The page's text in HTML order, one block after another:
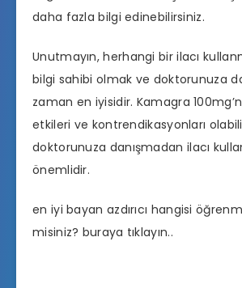
daha fazla bilgi edinebilirsiniz.
Unutmayın, herhangi bir ilacı
bilgi sahibi olmak ve doktorunuza
zaman en iyisidir. Kamagra
etkileri ve kontrendikasyonları
doktorunuza danışmadan ilacı
önemlidir.
en iyi bayan azdırıcı hangisi
misiniz? buraya tıklayın..